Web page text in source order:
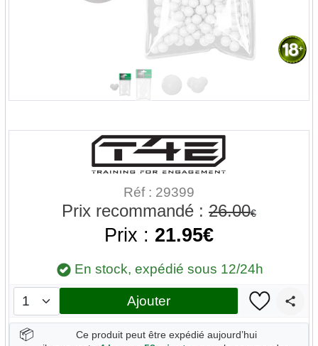
Réf : 29399
Prix recommandé : 26.00€
Prix : 21.95€
En stock, expédié sous 12/24h
Ajouter
📦
Ce produit peut être expédié aujourd’hui